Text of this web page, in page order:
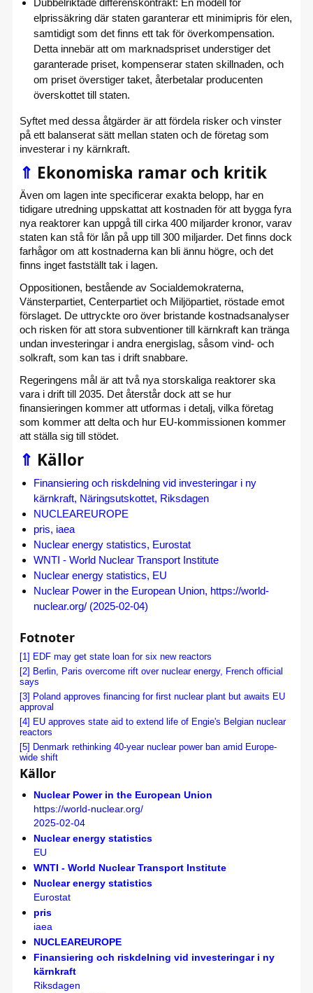
elprissäkring där staten garanterar ett minimipris för elen,
samtidigt som det finns ett tak för överkompensation.
Detta innebär att om marknadspriset understiger det
garanterade priset, kompenserar staten skillnaden, och
om priset överstiger taket, återbetalar producenten
överskottet till staten.
Syftet med dessa åtgärder är att fördela risker och vinster
på ett balanserat sätt mellan staten och de företag som
investerar i ny kärnkraft.
⇑ Ekonomiska ramar och kritik
Även om lagen inte specificerar exakta belopp, har en
tidigare utredning uppskattat att kostnaden för att bygga fyra
nya reaktorer kan uppgå till cirka 400 miljarder kronor, varav
staten kan stå för lån på upp till 300 miljarder. Det finns dock
farhågor om att kostnaderna kan bli ännu högre, och det
finns inget fastställt tak i lagen.
Oppositionen, bestående av Socialdemokraterna,
Vänsterpartiet, Centerpartiet och Miljöpartiet, röstade emot
förslaget. De uttryckte oro över bristande kostnadsanalyser
och risken för att stora subventioner till kärnkraft kan tränga
undan investeringar i andra energislag, såsom vind- och
solkraft, som kan tas i drift snabbare.
Regeringens mål är att två nya storskaliga reaktorer ska
vara i drift till 2035. Det återstår dock att se hur
finansieringen kommer att utformas i detalj, vilka företag
som kommer att delta och hur EU-kommissionen kommer
att ställa sig till stödet.
⇑ Källor
Finansiering och riskdelning vid investeringar i ny
kärnkraft, Näringsutskottet, Riksdagen
NUCLEAREUROPE
pris, iaea
Nuclear energy statistics, Eurostat
WNTI - World Nuclear Transport Institute
Nuclear energy statistics, EU
Nuclear Power in the European Union, https://world-
nuclear.org/ (2025-02-04)
Fotnoter
[1] EDF may get state loan for six new reactors
[2] Berlin, Paris overcome rift over nuclear energy, French official
says
[3] Poland approves financing for first nuclear plant but awaits EU
approval
[4] EU approves state aid to extend life of Engie's Belgian nuclear
reactors
[5] Denmark rethinking 40-year nuclear power ban amid Europe-
wide shift
Källor
Nuclear Power in the European Union
https://world-nuclear.org/
2025-02-04
Nuclear energy statistics
EU
WNTI - World Nuclear Transport Institute
Nuclear energy statistics
Eurostat
pris
iaea
NUCLEAREUROPE
Finansiering och riskdelning vid investeringar i ny
kärnkraft
Riksdagen